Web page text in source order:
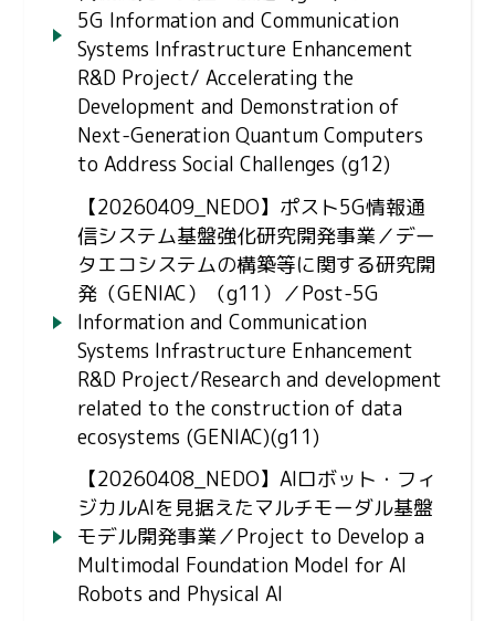
5G Information and Communication
Systems Infrastructure Enhancement
R&D Project/ Accelerating the
Development and Demonstration of
Next-Generation Quantum Computers
to Address Social Challenges (g12)
【20260409_NEDO】ポスト5G情報通
信システム基盤強化研究開発事業／デー
タエコシステムの構築等に関する研究開
発（GENIAC）（g11）／Post-5G
Information and Communication
Systems Infrastructure Enhancement
R&D Project/Research and development
related to the construction of data
ecosystems (GENIAC)(g11)
【20260408_NEDO】AIロボット・フィ
ジカルAIを見据えたマルチモーダル基盤
モデル開発事業／Project to Develop a
Multimodal Foundation Model for AI
Robots and Physical AI